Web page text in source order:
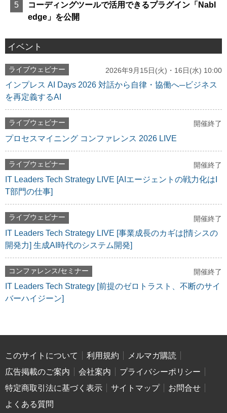
コーディングツールで活用できるプラグイン「Nabl
edge」を公開
イベント
ライブウェビナー 2026年9月15日(火)・16日(水) 10:00
インプレス AI Days 2026 対話から自律・協働へ─ビジネス
を再定義するAI
ライブウェビナー 開催終了
プロセスマイニング コンファレンス 2026 LIVE
ライブウェビナー 開催終了
IT Leaders Tech Strategy LIVE [AIエージェントの戦力化はI
T部門の仕事]
ライブウェビナー 開催終了
IT Leaders Tech Strategy LIVE [事業成長のカギは[情シスの
開発力] 生成AI時代のシステム開発]
コンファレンス/セミナー 開催終了
IT Leaders Tech Strategy [前提のゼロトラスト、不断のサイ
バーハイジーン]
このサイトについて 利用規約
メルマガ購読
広告掲載のご案内
会社案内
プライバシーポリシー
特定商取引法に基づく表示
サイトマップ
お問合せ
よくある質問